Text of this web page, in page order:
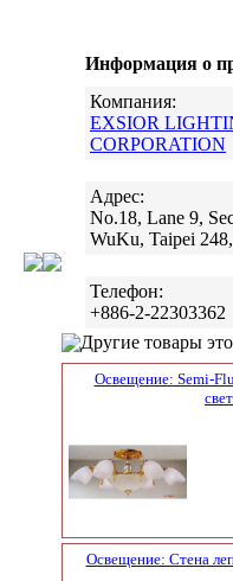
Информация о
Компания:
EXSIOR
CORPORATION
Адрес:
No.18, Lane 9,
WuKu, Taipei 248,
Телефон:
+886-2-22303362
Другие товары
Освещение: Semi-
Освещение: Стена